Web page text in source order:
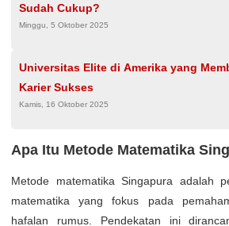
Sudah Cukup?
Minggu, 5 Oktober 2025
Universitas Elite di Amerika yang
Karier Sukses
Kamis, 16 Oktober 2025
Apa Itu Metode Matematika
Metode matematika Singapura adalah
matematika yang fokus pada
hafalan rumus. Pendekatan ini